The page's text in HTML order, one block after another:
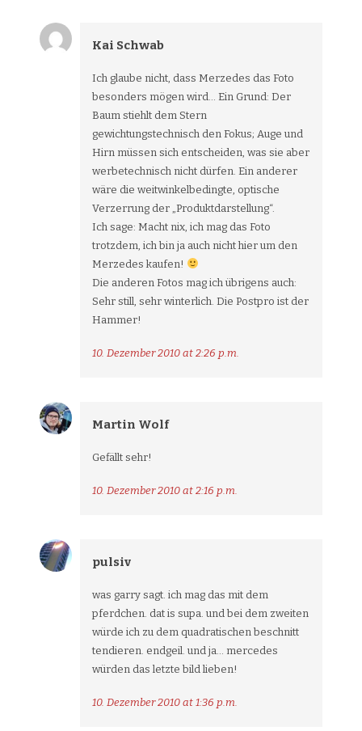
Kai Schwab
Ich glaube nicht, dass Merzedes das Foto
besonders mögen wird… Ein Grund: Der
Baum stiehlt dem Stern
gewichtungstechnisch den Fokus; Auge und
Hirn müssen sich entscheiden, was sie aber
werbetechnisch nicht dürfen. Ein anderer
wäre die weitwinkelbedingte, optische
Verzerrung der „Produktdarstellung“.
Ich sage: Macht nix, ich mag das Foto
trotzdem, ich bin ja auch nicht hier um den
Merzedes kaufen!
Die anderen Fotos mag ich übrigens auch:
Sehr still, sehr winterlich. Die Postpro ist der
Hammer!
10. Dezember 2010 at 2:26 p.m.
Martin Wolf
Gefällt sehr!
10. Dezember 2010 at 2:16 p.m.
pulsiv
was garry sagt. ich mag das mit dem
pferdchen. dat is supa. und bei dem zweiten
würde ich zu dem quadratischen beschnitt
tendieren. endgeil. und ja… mercedes
würden das letzte bild lieben!
10. Dezember 2010 at 1:36 p.m.